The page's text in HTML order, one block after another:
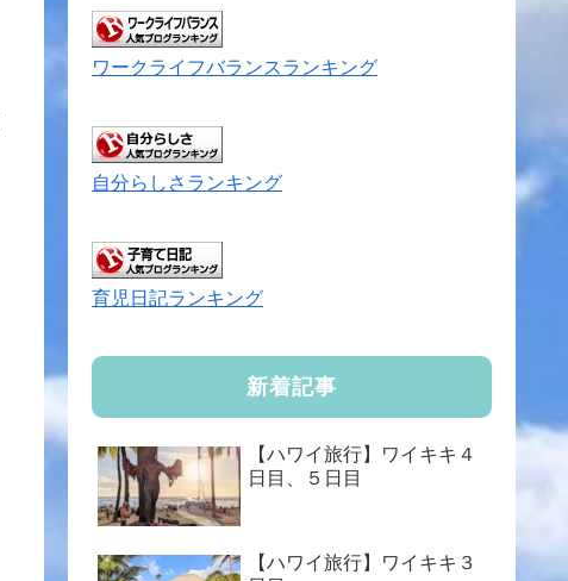
ワークライフバランスランキング
自分らしさランキング
育児日記ランキング
新着記事
【ハワイ旅行】ワイキキ４
日目、５日目
【ハワイ旅行】ワイキキ３